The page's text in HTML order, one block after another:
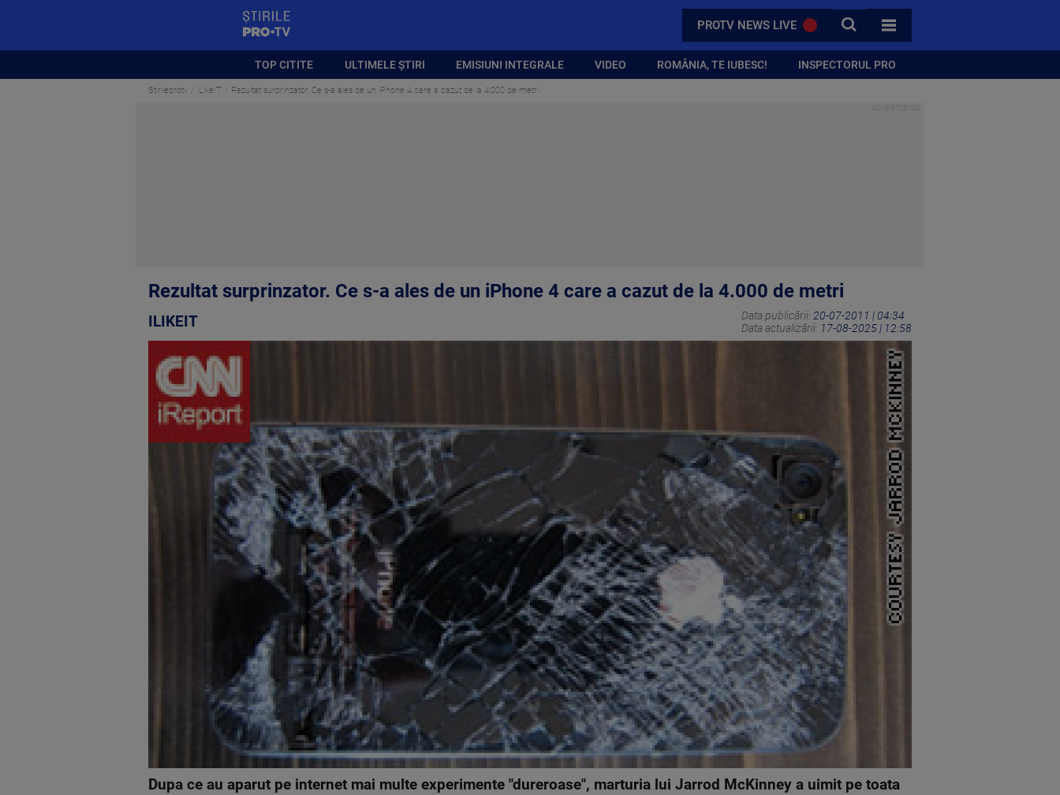
PROTV NEWS LIVE CAUTA
TOATE CATEGORIILE
TOP CITITE ULTIMELE ȘTIRI EMISIUNI INTEGRALE VIDEO ROMÂNIA, TE IUBESC! INSPECTORUL PRO
Stirileprotv iLikeIT Rezultat surprinzator. Ce s-a ales de un iPhone 4 care a cazut de la 4.000 de metri
Rezultat surprinzator. Ce s-a ales de un iPhone 4 care a cazut de la 4.000 de metri
ILIKEIT Data publicării: 20-07-2011 | 04:34
Data actualizării: 17-08-2025 | 12:58
Dupa ce au aparut pe internet mai multe experimente "dureroase", marturia lui Jarrod McKinney a uimit pe toata